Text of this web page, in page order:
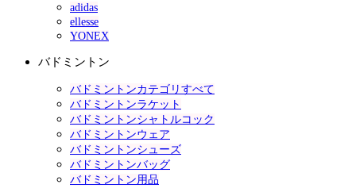
adidas
ellesse
YONEX
バドミントン
バドミントンカテゴリすべて
バドミントンラケット
バドミントンシャトルコック
バドミントンウェア
バドミントンシューズ
バドミントンバッグ
バドミントン用品